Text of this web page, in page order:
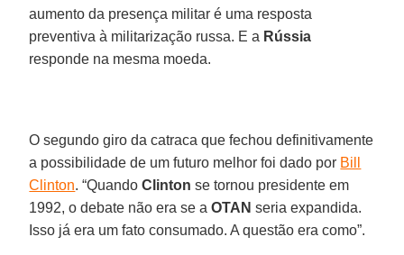
aumento da presença militar é uma resposta
preventiva à militarização russa. E a Rússia
responde na mesma moeda.
O segundo giro da catraca que fechou definitivamente
a possibilidade de um futuro melhor foi dado por Bill
Clinton. “QuandoClinton se tornou presidente em
1992, o debate não era se aOTAN seria expandida.
Isso já era um fato consumado. A questão era como”.